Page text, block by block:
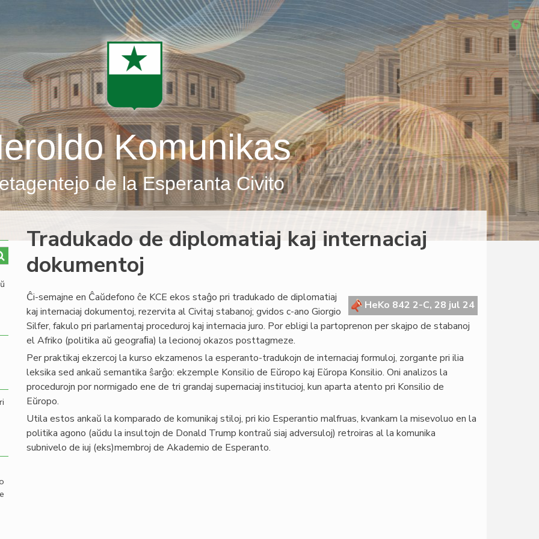
Komunikas
de la Esperanta Civito
Tradukado de diplomatiaj kaj internaciaj
dokumentoj
HeKo 842 2-C, 28 jul 24
Ĉi-semajne en Ĉaŭdefono ĉe KCE ekos staĝo pri tradukado de diplomatiaj
kaj internaciaj dokumentoj, rezervita al Civitaj stabanoj; gvidos c-ano Giorgio
Silfer, fakulo pri parlamentaj proceduroj kaj internacia juro. Por ebligi la partoprenon per skajpo de stabanoj
el Afriko (politika aŭ geograﬁa) la lecionoj okazos posttagmeze.
Per praktikaj ekzercoj la kurso ekzamenos la esperanto-tradukojn de internaciaj formuloj, zorgante pri ilia
leksika sed ankaŭ semantika ŝarĝo: ekzemple Konsilio de Eŭropo kaj Eŭropa Konsilio. Oni analizos la
procedurojn por normigado ene de tri grandaj supernaciaj institucioj, kun aparta atento pri Konsilio de
Eŭropo.
Utila estos ankaŭ la komparado de komunikaj stiloj, pri kio Esperantio malfruas, kvankam la misevoluo en la
politika agono (aŭdu la insultojn de Donald Trump kontraŭ siaj adversuloj) retroiras al la komunika
subnivelo de iuj (eks)membroj de Akademio de Esperanto.